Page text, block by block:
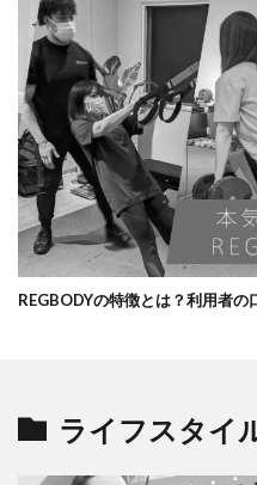
REGBODYの特徴とは？利用者
ライフスタイ